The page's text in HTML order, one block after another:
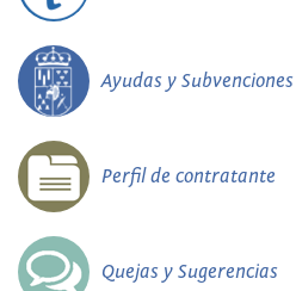
Ayudas y Subvenciones
Perfil de contratante
Quejas y Sugerencias